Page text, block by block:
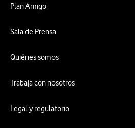
Plan Amigo
Sala de Prensa
Quiénes somos
Trabaja con nosotros
Legal y regulatorio